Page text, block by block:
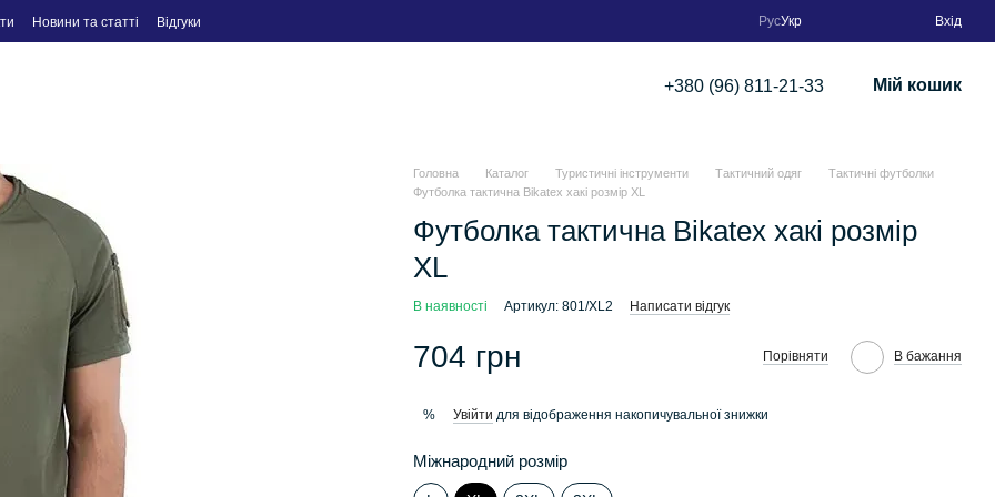
Новини та статті Відгуки РусУкр Вхід
+380 (96) 811-21-33 Мій кошик
Головна Каталог Туристичні інструменти Тактичний одяг
Тактичні футболки
Футболка тактична Bikatex хакі розмір XL
Футболка тактична Bikatex хакі розмір
XL
В наявності Артикул: 801/XL2 Написати відгук
704 грн Порівняти В бажання
% Увійти для відображення накопичувальної знижки
Міжнародний розмір